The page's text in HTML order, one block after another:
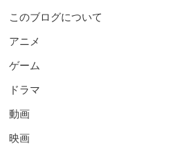
このブログについて
アニメ
ゲーム
ドラマ
動画
映画